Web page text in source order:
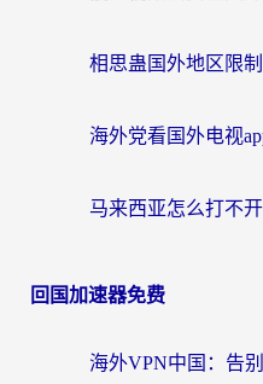
回国加速器免费